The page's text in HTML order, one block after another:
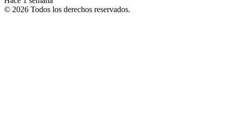
© 2026 Todos los derechos reservados.